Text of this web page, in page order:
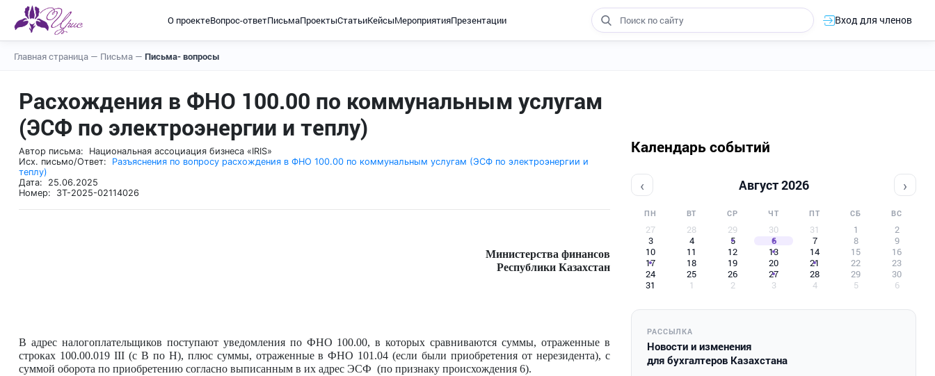
О проектеВопрос-ответПисьмаПроектыСтатьиКейсыМероприятияПрезентации Вход для членов
Главная страница — Письма — Письма- вопросы
Расхождения в ФНО 100.00 по коммунальным услугам
(ЭСФ по электроэнергии и теплу)
Автор письма: Национальная ассоциация бизнеса «IRIS»
Исх. письмо/Ответ: Разъяснения по вопросу расхождения в ФНО 100.00 по коммунальным услугам (ЭСФ по электроэнергии и
теплу)
Дата: 25.06.2025
Номер: ЗТ-2025-02114026
Министерства финансов
Республики Казахстан
В адрес налогоплательщиков поступают уведомления по ФНО 100.00, в которых сравниваются суммы, отраженные в
строках 100.00.019 III (с В по Н), плюс суммы, отраженные в ФНО 101.04 (если были приобретения от нерезидента), с
суммой оборота по приобретению согласно выписанным в их адрес ЭСФ (по признаку происхождения 6).
Календарь событий
‹ Август 2026 ›
ПН ВТ СР ЧТ ПТ СБ ВС
27 28 29 30 31 1
2
3
4 5 6 7 8
9
10
11 12 13 14 15
16
17
18 19 20 21 22
23
24
25 26 27 28 29
30
31
1 2 3 4 5 6
РАССЫЛКА
Новости и изменения
для бухгалтеров Казахстана